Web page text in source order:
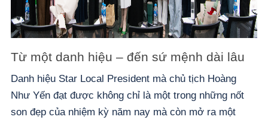
Từ một danh hiệu – đến sứ mệnh dài lâu
Danh hiệu Star Local President mà chủ tịch Hoàng
Như Yến đạt được không chỉ là một trong những nốt
son đẹp của nhiệm kỳ năm nay mà còn mở ra một